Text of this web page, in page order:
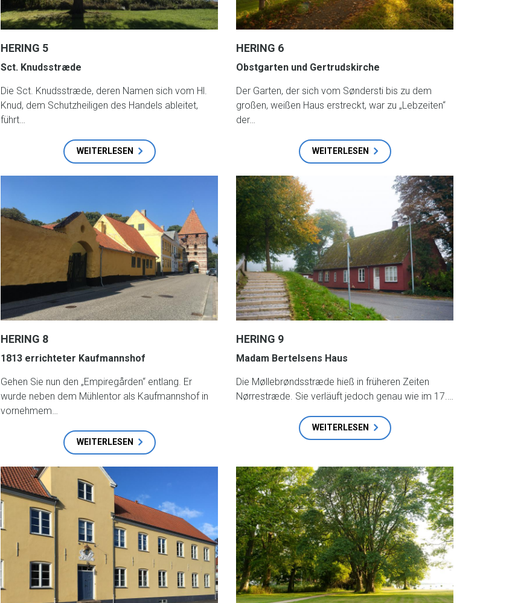
HERING 5
Sct. Knudsstræde
Die Sct. Knudsstræde, deren Namen sich vom Hl.
Knud, dem Schutzheiligen des Handels ableitet,
führt…
WEITERLESEN
HERING 6
Obstgarten und Gertrudskirche
Der Garten, der sich vom Søndersti bis zu dem
großen, weißen Haus erstreckt, war zu „Lebzeiten“
der…
WEITERLESEN
HERING 8
1813 errichteter Kaufmannshof
Gehen Sie nun den „Empiregården“ entlang. Er
wurde neben dem Mühlentor als Kaufmannshof in
vornehmem…
WEITERLESEN
HERING 9
Madam Bertelsens Haus
Die Møllebrøndsstræde hieß in früheren Zeiten
Nørrestræde. Sie verläuft jedoch genau wie im 17.…
WEITERLESEN